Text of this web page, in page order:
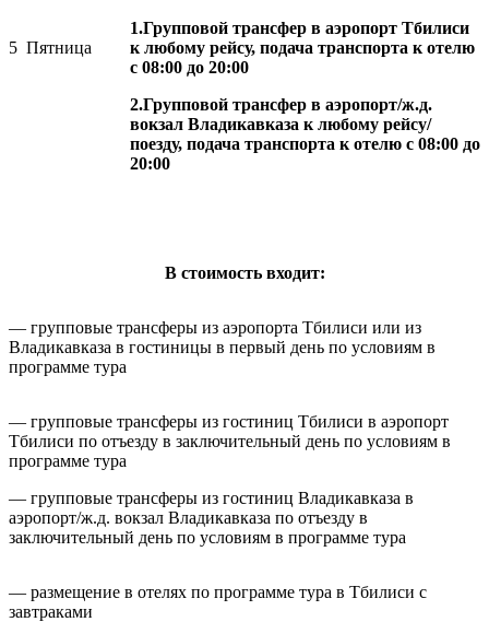
5 Пятница
1.Групповой трансфер в аэропорт Тбилиси
к любому рейсу, подача транспорта к отелю
с 08:00 до 20:00
2.Групповой трансфер в аэропорт/ж.д.
вокзал Владикавказа к любому рейсу/
поезду, подача транспорта к отелю с 08:00 до
20:00
В стоимость входит:
— групповые трансферы из аэропорта Тбилиси или из
Владикавказа в гостиницы в первый день по условиям в
программе тура
— групповые трансферы из гостиниц Тбилиси в аэропорт
Тбилиси по отъезду в заключительный день по условиям в
программе тура
— групповые трансферы из гостиниц Владикавказа в
аэропорт/ж.д. вокзал Владикавказа по отъезду в
заключительный день по условиям в программе тура
— размещение в отелях по программе тура в Тбилиси с
завтраками